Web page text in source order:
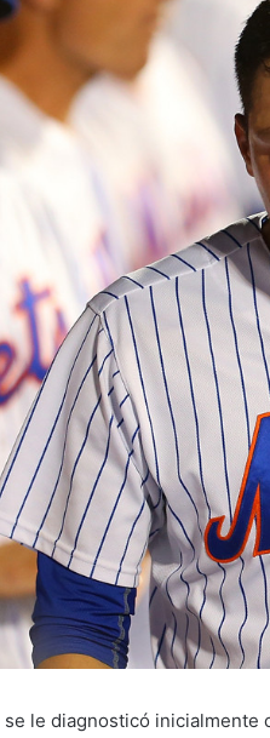
se le diagnosticó